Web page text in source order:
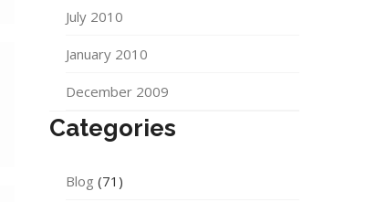
July 2010
January 2010
December 2009
Categories
Blog (71)